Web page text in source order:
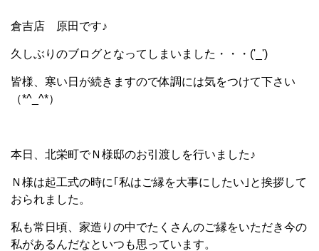
倉吉店 原田です♪
久しぶりのブログとなってしまいました・・・('_')
皆様、寒い日が続きますので体調には気をつけて下さい
（*^_^*）
本日、北栄町でＮ様邸のお引渡しを行いました♪
Ｎ様は起工式の時に｢私はご縁を大事にしたい｣と挨拶して
おられました。
私も常日頃、家造りの中でたくさんのご縁をいただき今の
私があるんだなといつも思っています。